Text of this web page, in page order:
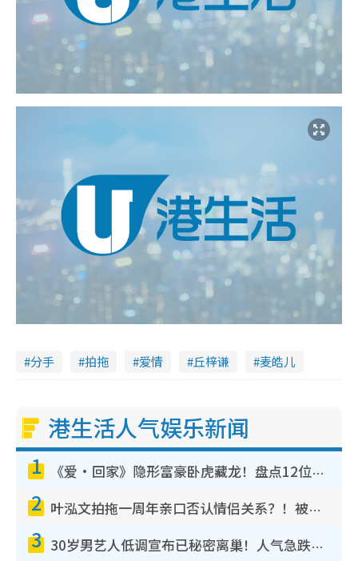
分手 拍拖 爱情 丘梓谦 麦皓儿
港生活人气娱乐新闻
1 《爱·回家》隐形富豪卧虎藏龙！盘点12位财气逼人的有钱艺人：这位美女3亿身家不愁做
2 叶泓文拍拖一周年亲口否认情侣关系？！被质疑感情造假竟称GM“普通同事”
3 30岁男艺人低调宣布已秘密离巢！人气急跌变失踪人口：“这几年过得并不容易”